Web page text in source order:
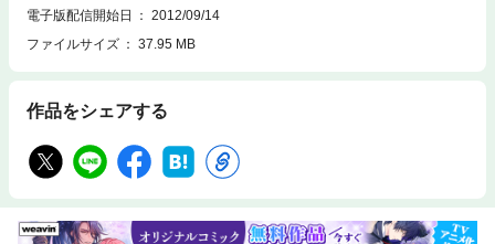
電子版配信開始日
2012/09/14
ファイルサイズ
37.95 MB
作品をシェアする